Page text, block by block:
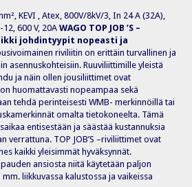
KEVI , Atex, 800V/8kV/3, In 24 A (32A),
600 V, 20A WAGO TOP JOB ’S –
johdintyypit nopeasti ja
riviliitin on erittäin turvallinen ja
asennuskohteisiin. Ruuviliittimille yleistä
ja näin ollen jousiliittimet ovat
huomattavasti nopeampaa sekä
tehdä perinteisesti WMB- merkinnöillä tai
omalta tietokoneelta. Tämä
entisestään ja säästää kustannuksia
verrattuna. TOP JOB’S –riviliittimet ovat
kaikki yleisimmät hyväksynnät.
ansiosta niitä käytetään paljon
liikkuvassa kalustossa ja vaikeissa